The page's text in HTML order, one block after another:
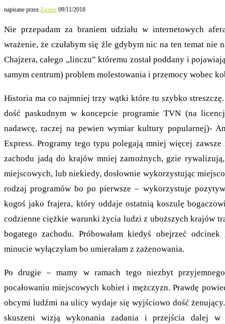
napisane przez Zwierz 09/11/2018
Nie przepadam za braniem udziału w internetowych
wrażenie, że czułabym się źle gdybym nic na ten temat nie
Chajzera, całego „linczu” któremu został poddany i
samym centrum) problem molestowania i przemocy wobec
Historia ma co najmniej trzy wątki które tu szybko
dość paskudnym w koncepcie programie TVN (na
nadawcę, raczej na pewien wymiar kultury popularnej)-
Express. Programy tego typu polegają mniej więcej
zachodu jadą do krajów mniej zamożnych, gzie
miejscowych, lub niekiedy, dosłownie wykorzystując
rodzaj programów bo po pierwsze – wykorzystuje
kogoś jako frajera, który oddaje ostatnią koszulę
codzienne ciężkie warunki życia ludzi z uboższych krajów
bogatego zachodu. Próbowałam kiedyś obejrzeć
minucie wyłączyłam bo umierałam z zażenowania.
Po drugie – mamy w ramach tego niezbyt
pocałowaniu miejscowych kobiet i mężczyzn. Prawdę
obcymi ludźmi na ulicy wydaje się wyjściowo dość
skuszeni wizją wykonania zadania i przejścia dalej